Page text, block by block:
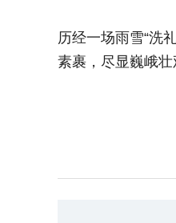
历经一场雨雪“洗
素裹，尽显巍峨壮